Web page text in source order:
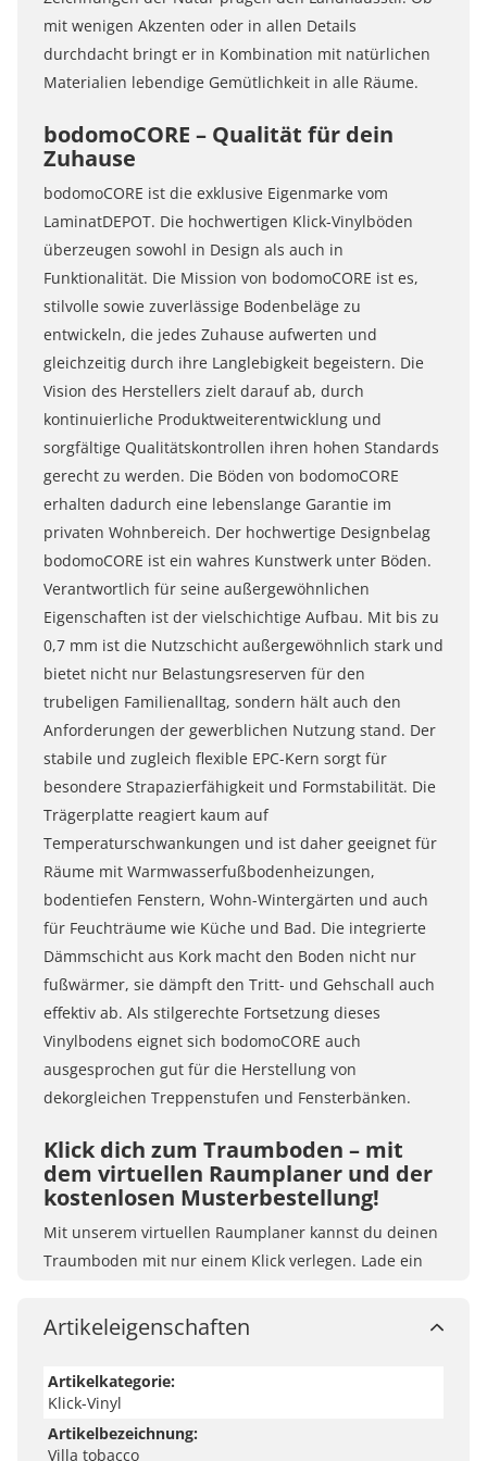
mit wenigen Akzenten oder in allen Details
durchdacht bringt er in Kombination mit natürlichen
Materialien lebendige Gemütlichkeit in alle Räume.
bodomoCORE – Qualität für dein
Zuhause
bodomoCORE ist die exklusive Eigenmarke vom
LaminatDEPOT. Die hochwertigen Klick-Vinylböden
überzeugen sowohl in Design als auch in
Funktionalität. Die Mission von bodomoCORE ist es,
stilvolle sowie zuverlässige Bodenbeläge zu
entwickeln, die jedes Zuhause aufwerten und
gleichzeitig durch ihre Langlebigkeit begeistern. Die
Vision des Herstellers zielt darauf ab, durch
kontinuierliche Produktweiterentwicklung und
sorgfältige Qualitätskontrollen ihren hohen Standards
gerecht zu werden. Die Böden von bodomoCORE
erhalten dadurch eine lebenslange Garantie im
privaten Wohnbereich. Der hochwertige Designbelag
bodomoCORE ist ein wahres Kunstwerk unter Böden.
Verantwortlich für seine außergewöhnlichen
Eigenschaften ist der vielschichtige Aufbau. Mit bis zu
0,7 mm ist die Nutzschicht außergewöhnlich stark und
bietet nicht nur Belastungsreserven für den
trubeligen Familienalltag, sondern hält auch den
Anforderungen der gewerblichen Nutzung stand. Der
stabile und zugleich flexible EPC-Kern sorgt für
besondere Strapazierfähigkeit und Formstabilität. Die
Trägerplatte reagiert kaum auf
Temperaturschwankungen und ist daher geeignet für
Räume mit Warmwasserfußbodenheizungen,
bodentiefen Fenstern, Wohn-Wintergärten und auch
für Feuchträume wie Küche und Bad. Die integrierte
Dämmschicht aus Kork macht den Boden nicht nur
fußwärmer, sie dämpft den Tritt- und Gehschall auch
effektiv ab. Als stilgerechte Fortsetzung dieses
Vinylbodens eignet sich bodomoCORE auch
ausgesprochen gut für die Herstellung von
dekorgleichen Treppenstufen und Fensterbänken.
Klick dich zum Traumboden – mit
dem virtuellen Raumplaner und der
kostenlosen Musterbestellung!
Mit unserem virtuellen Raumplaner kannst du deinen
Traumboden mit nur einem Klick verlegen. Lade ein
Traumboden in deinem Zuhause. Du kannst aber
auch die Musterräume nutzen und Wandfarben und
Böden frei kombinieren. Wenn du dir ganz sicher sein
möchtest, bestell einfach kostenlose Boden-Muster
oder komm in eine unserer Filialen.
Artikeleigenschaften
Artikelkategorie:
Klick-Vinyl
Artikelbezeichnung:
Villa tobacco